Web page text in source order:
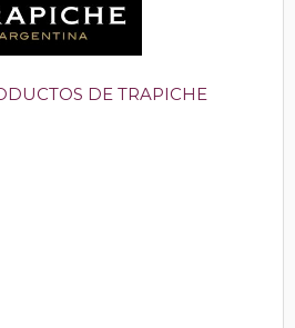
DE TRAPICHE